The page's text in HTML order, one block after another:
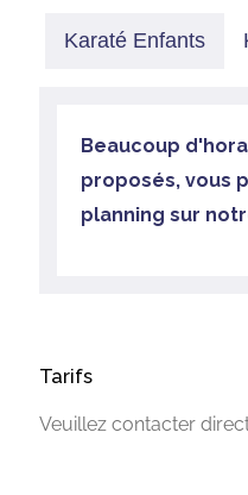
Karaté Enfants
Beaucoup
proposés, vous
planning sur
Tarifs
Veuillez contacter